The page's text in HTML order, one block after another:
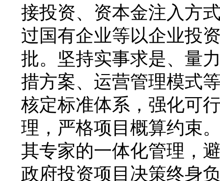
接投资、资本金注入方
过国有企业等以企业投
批。坚持实事求是、量
措方案、运营管理模式
核定标准体系，强化可
理，严格项目概算约束
其专家的一体化管理，
政府投资项目决策终身